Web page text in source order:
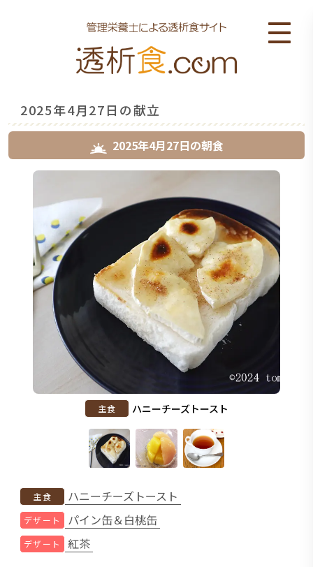
2025年4月27日の献立
2025年4月27日の朝食
主食 ハニーチーズトースト
主食 ハニーチーズトースト
デザート パイン缶＆白桃缶
デザート 紅茶